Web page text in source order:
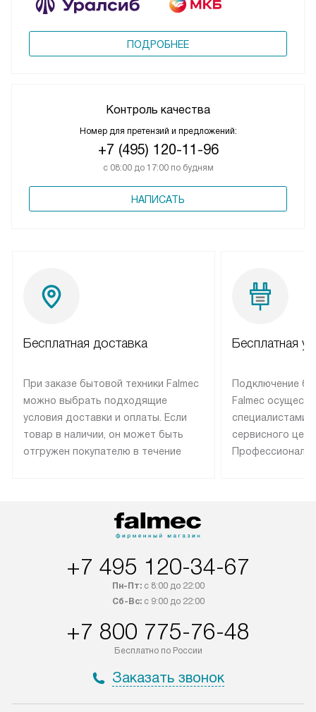
ПОДРОБНЕЕ
Контроль качества
Номер для претензий и предложений:
+7 (495) 120-11-96
с 08:00 до 17:00 по будням
НАПИСАТЬ
Бесплатная доставка
При заказе бытовой техники Falmec
можно выбрать подходящие
условия доставки и оплаты. Если
товар в наличии, он может быть
отгружен покупателю в течение
оплачивается дополнительно.
Возможна доставка товаров по
Бесплатная
Подключение
Falmec
специалистами
сервисного
+7 495 120-34-67
Пн-Пт:с 8:00 до 22:00
Сб-Вс:с 9:00 до 22:00
+7 800 775-76-48
Бесплатно по России
Заказать звонок